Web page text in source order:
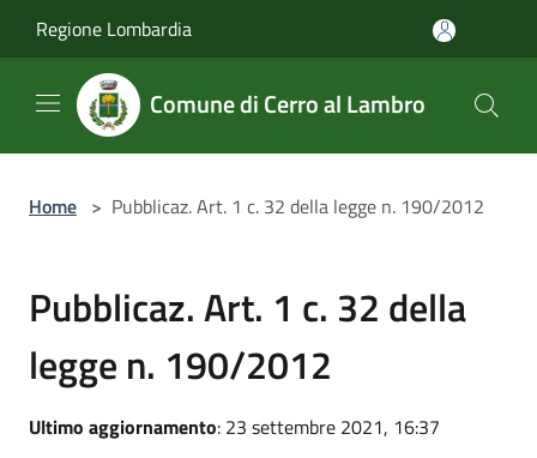
Regione Lombardia
Comune di Cerro al Lambro
Home > Pubblicaz. Art. 1 c. 32 della legge n. 190/2012
Pubblicaz. Art. 1 c. 32 della
legge n. 190/2012
Ultimo aggiornamento: 23 settembre 2021, 16:37